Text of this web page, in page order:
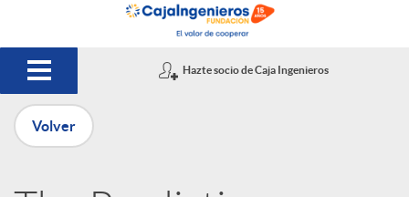
Saltar al contenido principal
Hazte socio de Caja Ingenieros
Volver